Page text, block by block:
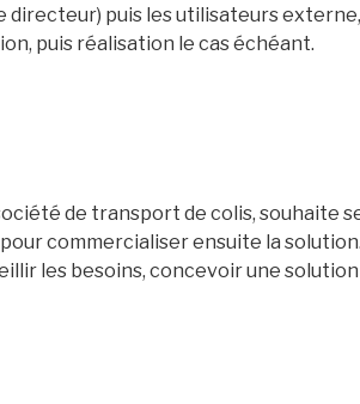
puis les utilisateurs externe,
puis réalisation le cas échéant.
de transport de colis, souhaite
commercialiser ensuite la
les besoins, concevoir une solution